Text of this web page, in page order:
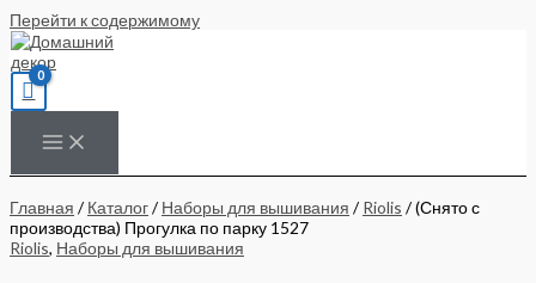
Перейти к содержимому
Главная / Каталог/ Наборы для вышивания / Riolis / (Снято с
производства) Прогулка по парку 1527
Riolis, Наборы для вышивания